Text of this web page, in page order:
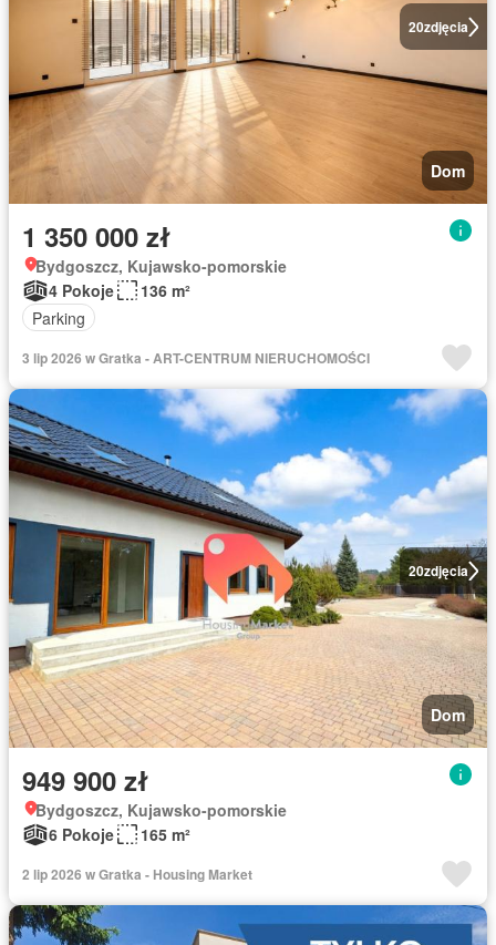
20zdjęcia
Dom
1 350 000 zł
Bydgoszcz, Kujawsko-pomorskie
4 Pokoje
136 m²
Parking
3 lip 2026 w Gratka - ART-CENTRUM NIERUCHOMOŚCI
20zdjęcia
Dom
949 900 zł
Bydgoszcz, Kujawsko-pomorskie
6 Pokoje
165 m²
2 lip 2026 w Gratka - Housing Market